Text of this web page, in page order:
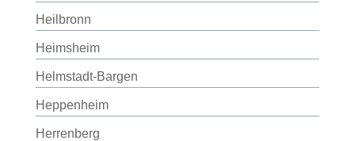
Heilbronn
Heimsheim
Helmstadt-Bargen
Heppenheim
Herrenberg